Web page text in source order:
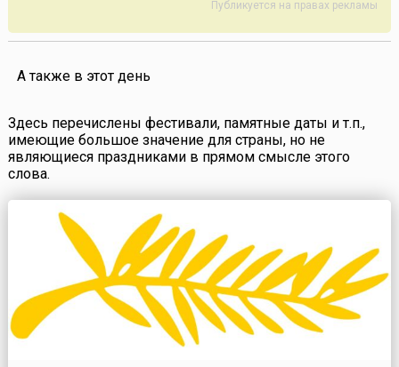
Публикуется на правах рекламы
А также в этот день
Здесь перечислены фестивали, памятные даты и т.п.,
имеющие большое значение для страны, но не
являющиеся праздниками в прямом смысле этого
слова.